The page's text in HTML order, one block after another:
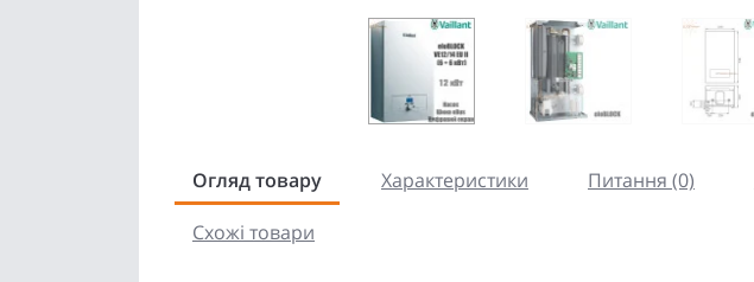
Огляд товару Характеристики Питання (0)
Схожі товари